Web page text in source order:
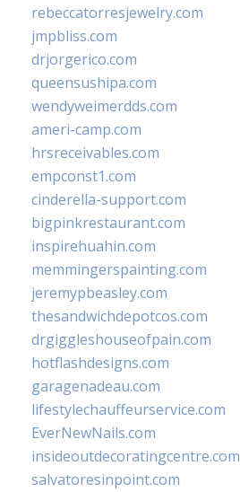
rebeccatorresjewelry.com
jmpbliss.com
drjorgerico.com
queensushipa.com
wendyweimerdds.com
ameri-camp.com
hrsreceivables.com
empconst1.com
cinderella-support.com
bigpinkrestaurant.com
inspirehuahin.com
memmingerspainting.com
jeremypbeasley.com
thesandwichdepotcos.com
drgiggleshouseofpain.com
hotflashdesigns.com
garagenadeau.com
lifestylechauffeurservice.com
EverNewNails.com
insideoutdecoratingcentre.com
salvatoresinpoint.com